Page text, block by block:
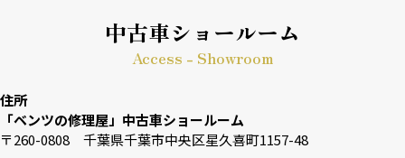
中古車ショールーム
Access - Showroom
住所
「ベンツの修理屋」中古車ショールーム
〒260-0808 千葉県千葉市中央区星久喜町1157-48